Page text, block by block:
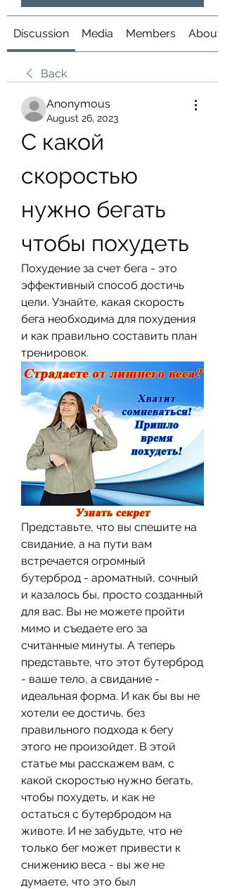
Discussion Media Members About
Back
Anonymous
August 26, 2023
С какой
скоростью
нужно бегать
чтобы похудеть
Похудение за счет бега - это
эффективный способ достичь
цели. Узнайте, какая скорость
бега необходима для похудения
и как правильно составить план
тренировок.
Представьте, что вы спешите на
свидание, а на пути вам
встречается огромный
бутерброд - ароматный, сочный
и казалось бы, просто созданный
для вас. Вы не можете пройти
мимо и съедаете его за
считанные минуты. А теперь
представьте, что этот бутерброд
- ваше тело, а свидание -
идеальная форма. И как бы вы не
хотели ее достичь, без
правильного подхода к бегу
этого не произойдет. В этой
статье мы расскажем вам, с
какой скоростью нужно бегать,
чтобы похудеть, и как не
остаться с бутербродом на
животе. И не забудьте, что не
только бег может привести к
снижению веса - вы же не
думаете, что это был